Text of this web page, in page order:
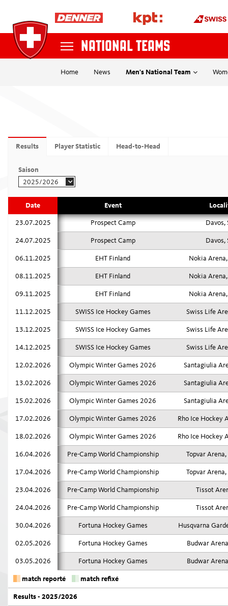
SKY SWISS LEAGUE
MYHOCKEY LEAGUE
POSTFINANCE WOMEN'S
LEAGUE
JUNIOR LEAGUES
OTHER LEAGUES
NATIONAL CUP
FANZONE
Webinaires /
La formation
E-Learning
plus
YOUTH SPORTS
Denner Swiss
Day
Swiss Ice
Nos Labels
plus
Swiss Ice Hockey Federation
NATIONAL TEAMS
Home News Men's National Team
Results Player Statistic Head-to-Head
Saison
2025/2026
Saison
Date Event
23.07.2025 Prospect Camp Davos,
24.07.2025 Prospect Camp Davos,
06.11.2025 EHT Finland Nokia
08.11.2025 EHT Finland Nokia
09.11.2025 EHT Finland Nokia
11.12.2025 SWISS Ice Hockey Games Swiss Life
13.12.2025 SWISS Ice Hockey Games Swiss Life
14.12.2025 SWISS Ice Hockey Games Swiss Life
12.02.2026 Olympic Winter Games 2026 Santagiulia
13.02.2026 Olympic Winter Games 2026 Santagiulia
15.02.2026 Olympic Winter Games 2026 Santagiulia
17.02.2026 Olympic Winter Games 2026 Rho Ice Hockey
18.02.2026 Olympic Winter Games 2026 Rho Ice Hockey
16.04.2026 Pre-Camp World Championship Topvar Arena,
17.04.2026 Pre-Camp World Championship Topvar Arena,
23.04.2026 Pre-Camp World Championship Tissot
24.04.2026 Pre-Camp World Championship Tissot
30.04.2026 Fortuna Hockey Games Husqvarna
02.05.2026 Fortuna Hockey Games Budwar
03.05.2026 Fortuna Hockey Games Budwar
Results - 2025/2026
match reporté match refixé